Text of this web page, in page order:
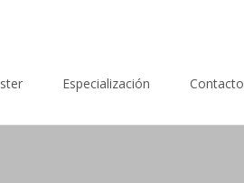
Especialización Contacto